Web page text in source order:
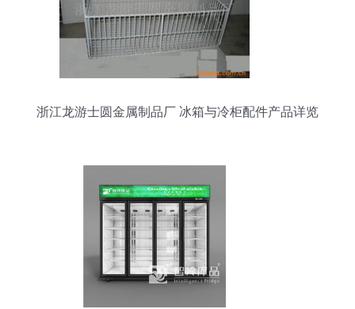
浙江龙游士圆金属制品厂 冰箱与冷柜配件产品详览